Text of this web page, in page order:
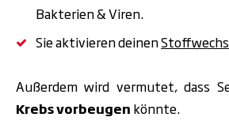
Bakterien & Viren.
Sie aktivieren deinen
Außerdem wird vermutet, dass
Krebs vorbeugen könnte.